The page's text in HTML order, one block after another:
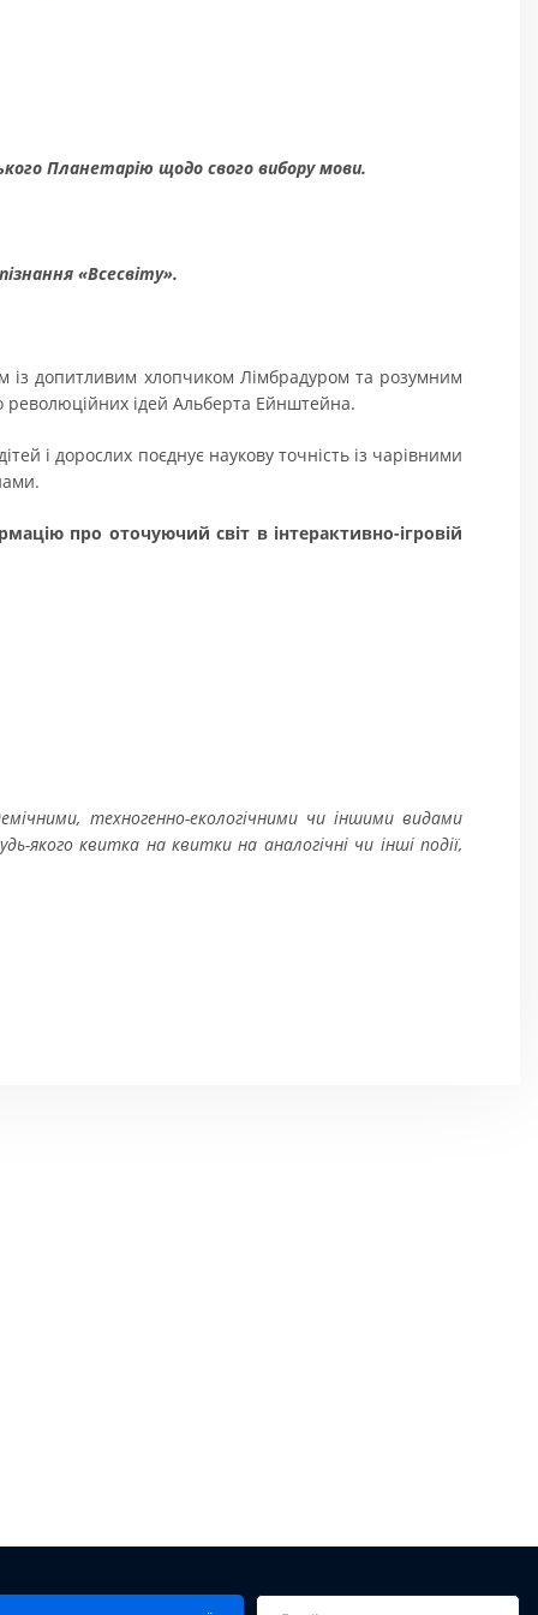
Планетарію щодо свого вибору мови.
«Всесвіту».
із допитливим хлопчиком Лімбрадуром та розумним
революційних ідей Альберта Ейнштейна.
і дорослих поєднує наукову точність із чарівними
про оточуючий світ в інтерактивно-ігровій
техногенно-екологічними чи іншими видами
якого квитка на квитки на аналогічні чи інші події,